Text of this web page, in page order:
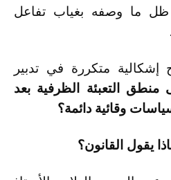
ظل ما وصفه بغياب تفاعل
متكررة في تدبير
التعبئة الظرفية بعد
وقائية دائمة؟
يقول القانون؟